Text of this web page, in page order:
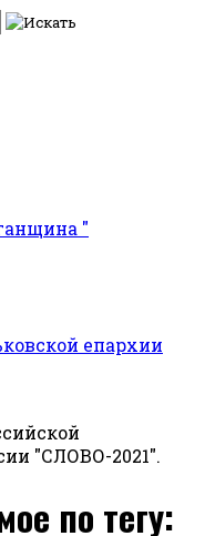
"
епархии
"СЛОВО-2021".
по тегу: